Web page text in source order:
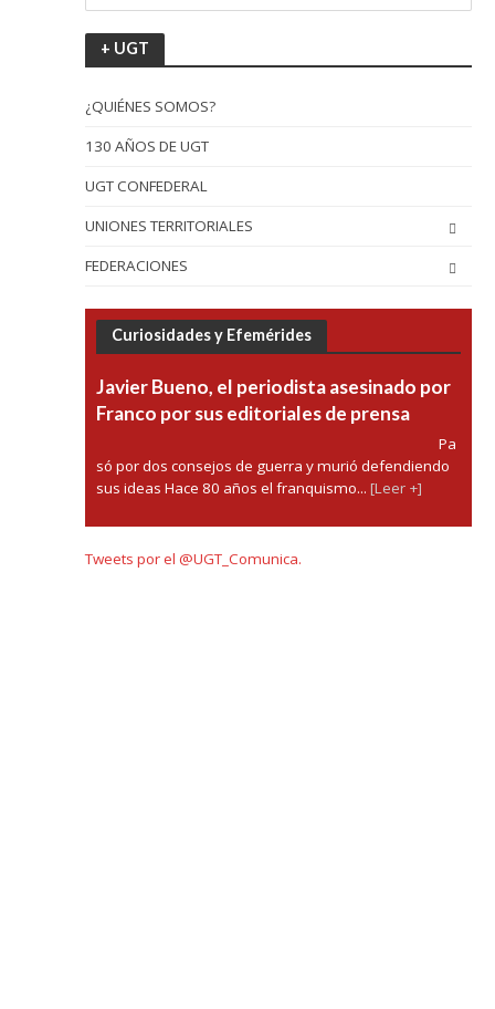
+ UGT
¿QUIÉNES SOMOS?
130 AÑOS DE UGT
UGT CONFEDERAL
UNIONES TERRITORIALES
FEDERACIONES
Curiosidades y Efemérides
Javier Bueno, el periodista asesinado por
Franco por sus editoriales de prensa
Pa
só por dos consejos de guerra y murió defendiendo
sus ideas Hace 80 años el franquismo... [Leer +]
Tweets por el @UGT_Comunica.